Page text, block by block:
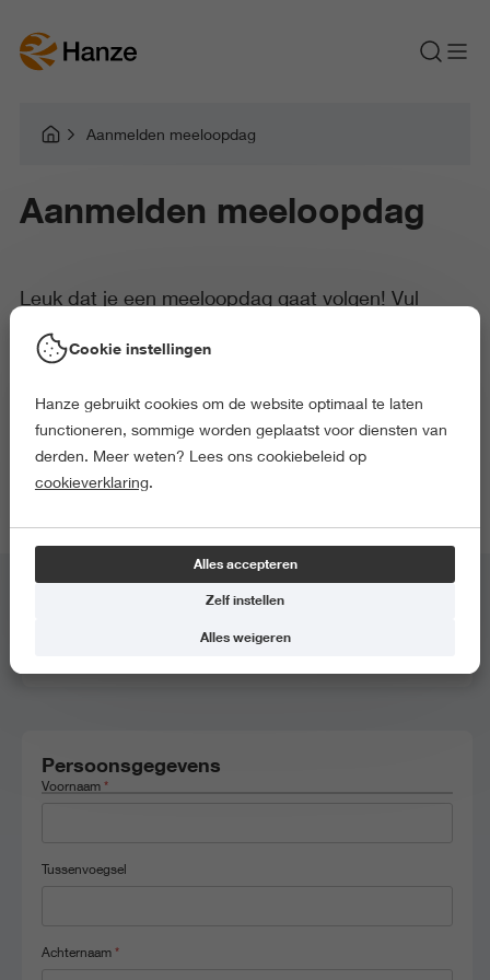
Aanmelden meeloopdag
Aanmelden meeloopdag
Leuk dat je een meeloopdag gaat volgen! Vul
hieronder je gegevens in om je aan te melden voor
de door jou gekozen meeloopdag.
Als je je hebt aangemeld ontvang je via de mail een bevestiging.
Hierin vind je ook meer informatie over het programma en de
Ad Ondernemen, 1 juni 2026, 9:30 - 14.30
Persoonsgegevens
Voornaam *
Tussenvoegsel
Achternaam *
Cookie instellingen
Hanze gebruikt cookies om de website optimaal te laten
functioneren, sommige worden geplaatst voor diensten van
derden. Meer weten? Lees ons cookiebeleid op
cookieverklaring.
Alles accepteren
Zelf instellen
Alles weigeren